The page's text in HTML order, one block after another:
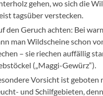
gehen, wo sich die
tagsüber verstecken.
den Geruch achten: Bei
man Wildscheine schon
– sie riechen auffällig
(„Maggi-Gewürz“).
Vorsicht ist geboten
und Schilfgebieten,